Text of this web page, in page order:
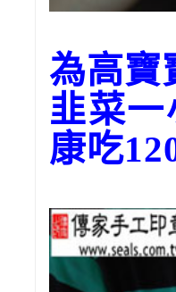
為高寶
韭菜
康吃